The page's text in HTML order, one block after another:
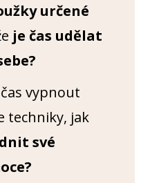
určené
je čas udělat
vypnout
techniky, jak
své